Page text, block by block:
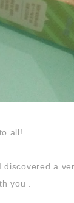
all!
a
you .